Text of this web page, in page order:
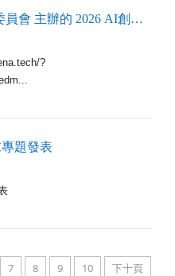
報名資訊 - 國家科學及技術委員會 主辦的 2026 AI創新獎
?
題發表
7 8 9 10 下十頁